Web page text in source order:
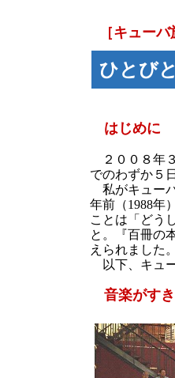
［キューバ
ひとび
はじめに
２００８年
でのわずか５
私がキュー
年前（1988年
ことは「どう
と。『百冊の
えられました
以下、キュ
音楽がす